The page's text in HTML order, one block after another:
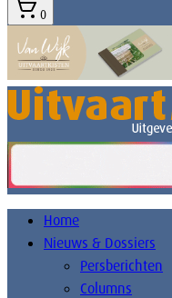
0
Home
Nieuws & Dossiers
Persberichten
Columns